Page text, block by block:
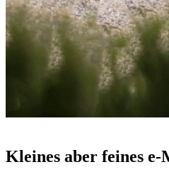
Kleines aber feines